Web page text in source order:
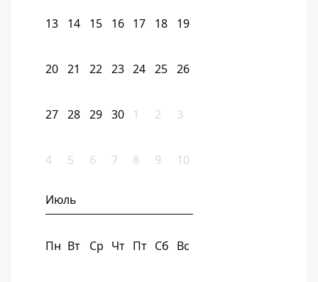
13 14 15 16 17 18 19
20 21 22 23 24 25 26
27 28 29 30 1 2 3
4 5 6 7 8 9 10
Июль
Пн Вт Ср Чт Пт Сб Вс